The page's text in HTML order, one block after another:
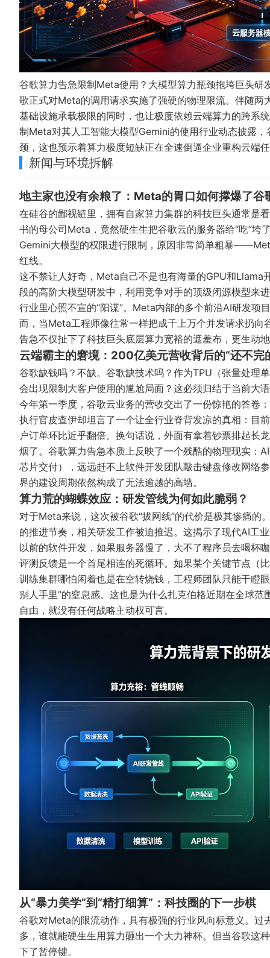
谷歌算力告急限制Meta使用？大模型算力瓶颈拖垮巨头
歌正式对Meta的调用请求实施了强硬的物理限流。伴随
基础设施承载极限的同时，也让极度依赖云端算力的跨系
制Meta对其人工智能大模型Gemini的使用行业动态披露，
颈，这也预示着算力极度短缺正在全速倒逼企业重构云端
新闻与环境拆解
地主家也没有余粮了：Meta的胃口如何撑爆了谷
在硅谷的鄙视链里，拥有自家算力集群的科技巨头通常是
书的母公司Meta，竟然硬生生把谷歌云的服务器给“吃”
Gemini大模型的权限进行限制，原因非常简单粗暴
红线。
这不禁让人好奇，Meta自己不是也有海量的GPU和
段的高阶大模型研发中，利用竞争对手的顶级闭源模型来
行业里心照不宣的“阳谋”。Meta内部的多个前沿AI研发
而，当Meta工程师像往常一样把成千上万个并发请求扔向
告急不仅扯下了科技巨头底层算力宽裕的遮羞布，更生动
云端霸主的窘境：200亿美元营收背后的“还不完
谷歌缺钱吗？不缺。谷歌缺技术吗？作为TPU（张量处理
会出现限制大客户使用的尴尬局面？这必须归结于当前大
今年第一季度，谷歌云业务的营收交出了一份惊艳的答卷
执行官皮查伊却坦言了一个让全行业脊背发凉的真相：目
户订单环比近乎翻倍。换句话说，外面有拿着钞票排起长
烟了。谷歌算力告急本质上反映了一个残酷的物理现实：
芯片交付），远远赶不上软件开发团队敲击键盘修改网络
界的建设周期依然构成了无法逾越的高墙。
算力荒的蝴蝶效应：研发管线为何如此脆弱？
对于Meta来说，这次被谷歌“拔网线”的代价是极其惨痛
的推进节奏，相关研发工作被迫推迟。这揭示了现代AI工
以前的软件开发，如果服务器慢了，大不了程序员去喝杯
评测反馈是一个首尾相连的死循环。如果某个关键节点（
训练集群哪怕闲着也是在空转烧钱，工程师团队只能干瞪
别人手里”的窒息感。这也是为什么扎克伯格近期在全球
自由，就没有任何战略主动权可言。
从“暴力美学”到“精打细算”：科技圈的下一步棋
谷歌对Meta的限流动作，具有极强的行业风向标意义。过
多，谁就能硬生生用算力砸出一个大力神杯。但当谷歌这
下了暂停键。